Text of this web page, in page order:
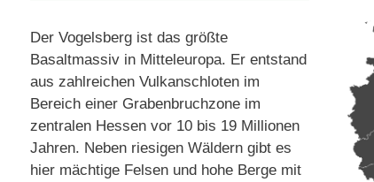
Der Vogelsberg ist das größte
Basaltmassiv in Mitteleuropa. Er entstand
aus zahlreichen Vulkanschloten im
Bereich einer Grabenbruchzone im
zentralen Hessen vor 10 bis 19 Millionen
Jahren. Neben riesigen Wäldern gibt es
hier mächtige Felsen und hohe Berge mit